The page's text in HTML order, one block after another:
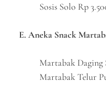
Sosis Solo Rp
E. Aneka Snack
Martabak Daging
Martabak Telur